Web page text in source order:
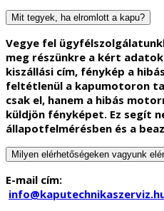
Mit tegyek, ha elromlott a kapu?
Vegye fel
meg részünkre a kért
kiszállási cím, fénykép a
feltétlenül a kapumotoron
csak el, hanem a hibás
küldjön fényképet. Ez segít
állapotfelmérésben és a
Milyen elérhetőségeken vagyunk
E-mail cím: